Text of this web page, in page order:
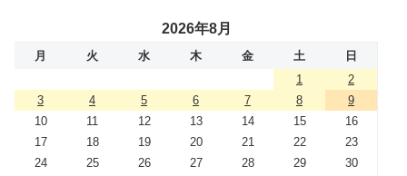
2026年8月
月 火 水 木 金 土
日
1
2
3
4 5 6 7 8
9
10
11 12 13 14 15
16
17
18 19 20 21 22
23
24
25 26 27 28 29
30